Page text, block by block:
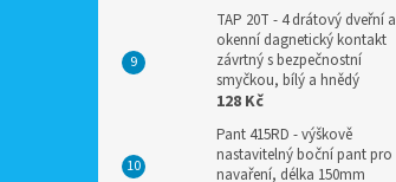
TAP 20T - 4 drátový dveřní a
okenní dagnetický kontakt
závrtný s bezpečnostní
smyčkou, bílý a hnědý
128 Kč
Pant 415RD - výškově
nastavitelný boční pant pro
navaření, délka 150mm